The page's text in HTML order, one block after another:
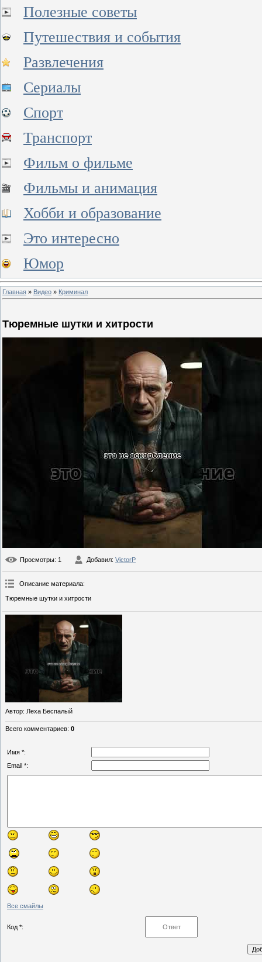
Полезные советы
Путешествия и события
Развлечения
Сериалы
Спорт
Транспорт
Фильм о фильме
Фильмы и анимация
Хобби и образование
Это интересно
Юмор
Главная » Видео » Криминал
Тюремные шутки и хитрости
Просмотры: 1 Добавил: VictorP
Описание материала:
Тюремные шутки и хитрости
Автор: Леха Беспалый
Всего комментариев: 0
Имя *:
Email *:
Все смайлы
Код *: